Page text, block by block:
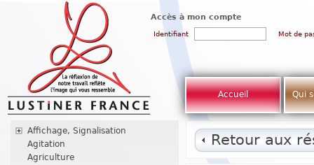
Accès à mon compte
Identifiant Mot de
Accueil Qui
Affichage, Signalisation
Agitation
Agriculture
Retour aux